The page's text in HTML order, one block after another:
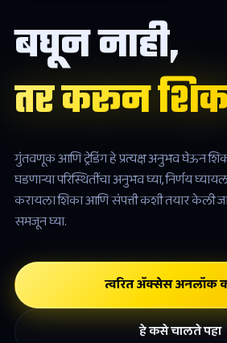
बघून नाही,
तर करून
गुंतवणूक आणि ट्रेडिंग हे प्रत्यक्ष अनुभव घेऊन
घडणार्‍या परिस्थितींचा अनुभव घ्या, निर्णय
करायला शिका आणि संपत्ती कशी तयार केली
समजून घ्या.
त्वरित अ‍ॅक्सेस अनलॉक
हे कसे चालते पहा